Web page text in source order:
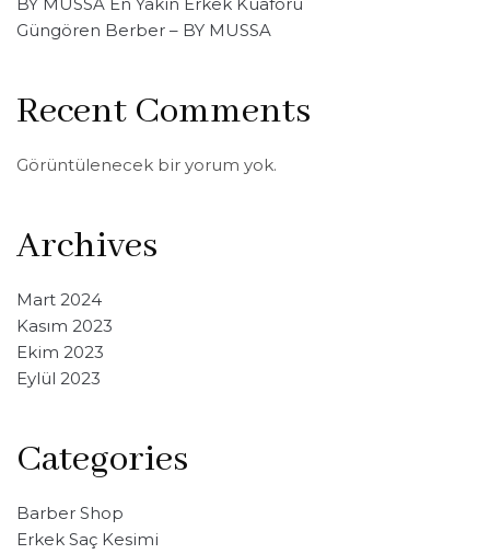
Güngören Berber – BY MUSSA
Recent Comments
Görüntülenecek bir yorum yok.
Archives
Mart 2024
Kasım 2023
Ekim 2023
Eylül 2023
Categories
Barber Shop
Erkek Saç Kesimi